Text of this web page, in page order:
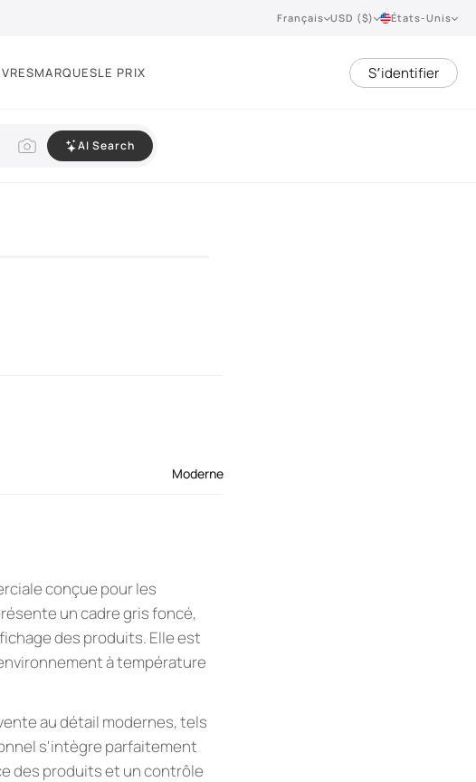
Français USD ($) États-Unis
MARQUESLE PRIX S՚identifier
AI Search
Moderne
conçue pour les
un cadre gris foncé,
des produits. Elle est
à température
au détail modernes, tels
s'intègre parfaitement
des produits et un contrôle